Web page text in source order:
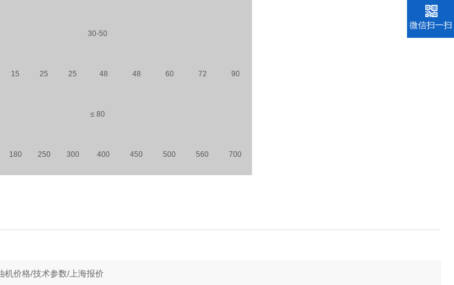
30-50
15 25 25 48 48 60 72 90
≤ 80
180 250 300 400 450 500 560 700
微信扫一扫